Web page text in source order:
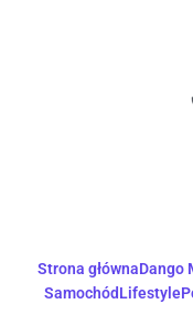
Strona głównaDango
SamochódLifestyle